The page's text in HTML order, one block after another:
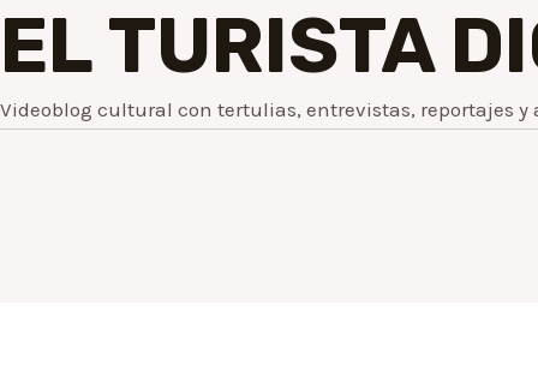
EL TURISTA
Videoblog cultural con tertulias, entrevistas, reportajes y